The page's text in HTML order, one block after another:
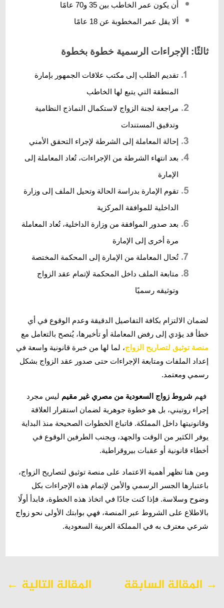
أن يكون عمر الخاطب بين 35 و70 عامًا
ألا يقل عمر المخطوبة عن 18 عامًا
ثالثًا: الإجراءات الرسمية خطوة بخطوة
تقديم الطلب إلى مكتب علاقات الجمهور بإمارة
المنطقة التي يتبع لها الخاطب
مراجعة لجنة الزواج لاستكمال النماذج النظامية
وتدقيق المستندات
إحالة المعاملة إلى الشرطة لإجراء التحقق الأمني
بعد انتهاء الشرطة من الإجراءات، تُعاد المعاملة إلى
الإمارة
تقوم الإمارة بدراسة الحالة وتحيل الملف إلى وزارة
الداخلية للموافقة المركزية
بعد صدور الموافقة من وزارة الداخلية، تُعاد المعاملة
مرة أخرى إلى الإمارة
تُحال المعاملة من الإمارة إلى المحكمة المختصة
متابعة الملف داخل المحكمة لإتمام عقد الزواج
وتوثيقه رسميًا
لضمان الالتزام بكافة التفاصيل الدقيقة وعدم الوقوع في أي
خطأ قد يؤدي إلى رفض المعاملة أو تأخيرها، يُنصح بالتعامل مع
منصة توثيق لتصاريح الزواج، لما لها من خبرة قانونية واسعة في
إعداد الملفات ومتابعة الإجراءات حتى صدور عقد الزواج بشكل
رسمي ومعتمد.
فهم شروط زواج السعودية من مصري غير مقيم ليس مجرد
إجراء روتيني، بل هو خطوة جوهرية لضمان استقرار العلاقة
وقانونيتها داخل المملكة. فاتباع الخطوات الصحيحة منذ البداية
يوفر الكثير من الوقت والجهد، ويجنب الطرفين الوقوع في
أخطاء قانونية أو عقبات بيروقراطية.
ومن هنا تظهر أهمية الاعتماد على منصة توثيق لتصاريح الزواج،
باعتبارها الجسر الرسمي والأمن لإتمام هذه الإجراءات بكل
وضوح وسلاسة. فإذا كنت جادًا في اتخاذ هذه الخطوة، فابدأ أولًا
بالاطلاع على الشروط عبر المنصة، فهي بوابتك الأولى نحو زواج
شرعي معترف به في المملكة العربية السعودية.
→ المقالة السابقة المقالة التالية ←